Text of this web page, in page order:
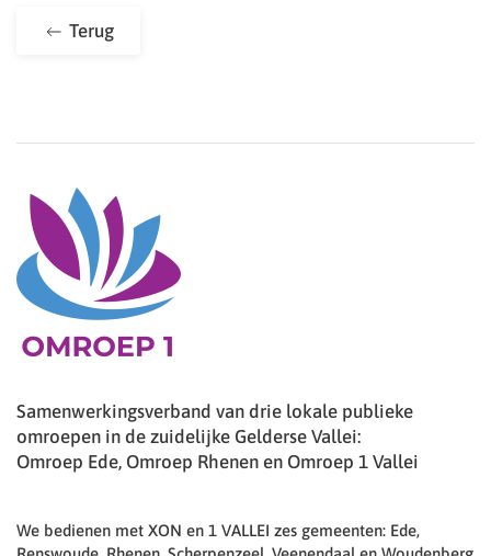
Terug
Samenwerkingsverband van drie lokale publieke
omroepen in de zuidelijke Gelderse Vallei:
Omroep Ede, Omroep Rhenen en Omroep 1 Vallei
We bedienen met XON en 1 VALLEI zes gemeenten: Ede,